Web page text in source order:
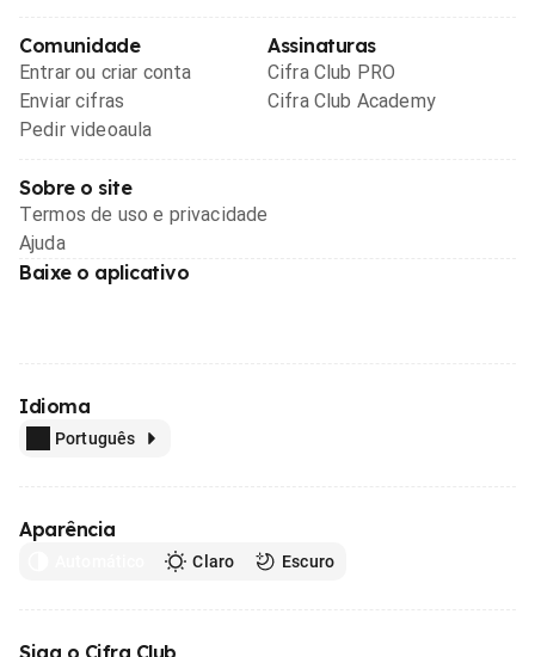
Comunidade
Entrar ou criar conta
Enviar cifras
Pedir videoaula
Assinaturas
Cifra Club PRO
Cifra Club Academy
Sobre o site
Termos de uso e privacidade
Ajuda
Baixe o aplicativo
Idioma
Português
Aparência
Claro Escuro
Siga o Cifra Club